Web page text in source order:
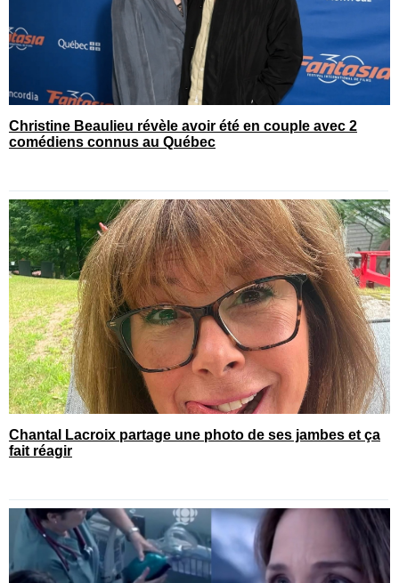
Christine Beaulieu révèle avoir été en couple avec 2
comédiens connus au Québec
Chantal Lacroix partage une photo de ses jambes et ça
fait réagir